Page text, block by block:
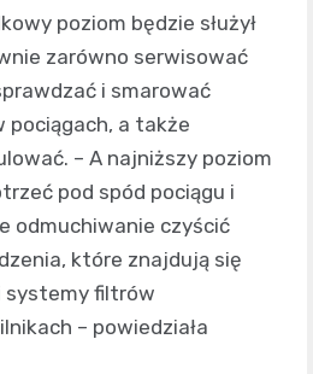
poziom będzie służył
zarówno serwisować
i smarować
pociągach, a także
– A najniższy poziom
pod spód pociągu i
odmuchiwanie czyścić
które znajdują się
systemy filtrów
– powiedziała